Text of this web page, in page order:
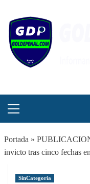
contenido
principal
Portada »
invicto tras cinco fechas
SinCategoria